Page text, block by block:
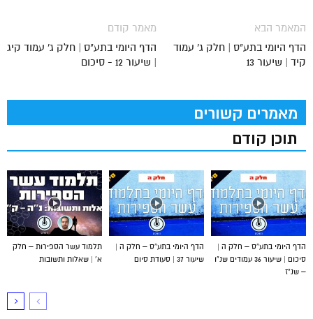
מאמר קודם
הדף היומי בתע"ס | חלק ג' עמוד קיג
| שיעור 12 - סיכום
המאמר הבא
הדף היומי בתע"ס | חלק ג' עמוד
קיד | שיעור 13
מאמרים קשורים
תוכן קודם
תלמוד עשר הספירות – חלק
א’ | שאלות ותשובות
הדף היומי בתע”ס – חלק ה |
שיעור 37 | סעודת סיום
הדף היומי בתע”ס – חלק ה |
סיכום | שיעור 36 עמודים שנ”ו
– שנ”ז